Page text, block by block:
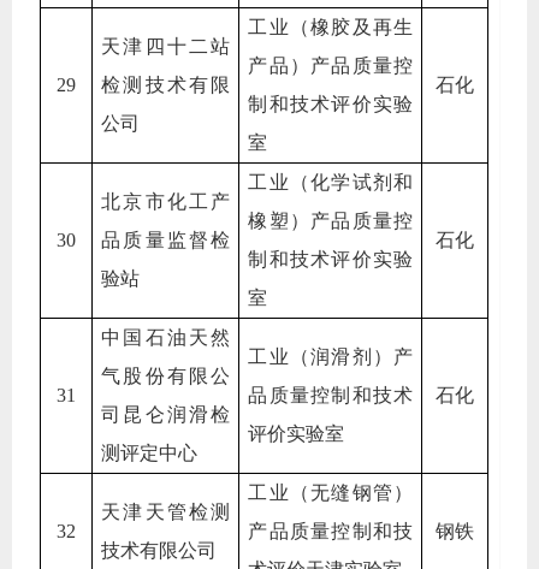
29
天津四十二站
检测技术有限
公司
工业（橡胶及再生
产品）产品质量控
制和技术评价实验
室
石化
30
北京市化工产
品质量监督检
验站
工业（化学试剂和
橡塑）产品质量控
制和技术评价实验
室
石化
31
中国石油天然
气股份有限公
司昆仑润滑检
测评定中心
工业（润滑剂）产
品质量控制和技术
评价实验室
石化
32
天津天管检测
技术有限公司
工业（无缝钢管）
产品质量控制和技
钢铁